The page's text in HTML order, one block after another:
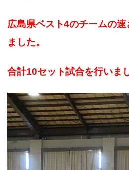
広島県ベスト4のチームの
ました。
合計10セット試合を行いまし